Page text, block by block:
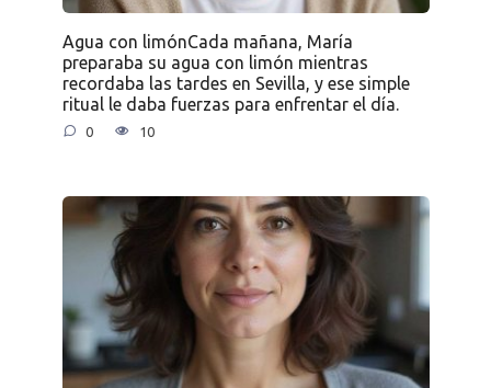
Agua con limónCada mañana, María
preparaba su agua con limón mientras
recordaba las tardes en Sevilla, y ese simple
ritual le daba fuerzas para enfrentar el día.
0 10